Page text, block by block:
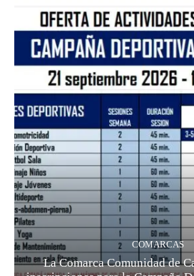
COMARCAS
La Comarca Comunidad de